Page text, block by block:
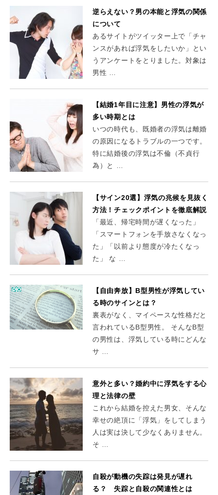
逆らえない？男の本能と浮気の関係
について
あるサイトがツイッター上で「チャ
ンスがあれば浮気をしたいか」とい
うアンケートをとりました。対象は
男性 …
【結婚1年目に注意】男性の浮気が
多い時期とは
いつの時代も、既婚者の浮気は離婚
の原因になるトラブルの一つです。
特に結婚後の浮気は不倫（不貞行
為）と …
【サイン20選】浮気の兆候を見抜く
方法！チェックポイントを徹底解説
「最近、帰宅時間が遅くなった」
「スマートフォンを手放さなくなっ
た」「以前より態度が冷たくなっ
た」 な …
【自由奔放】B型男性が浮気してい
る時のサインとは？
裏表がなく、マイペースな性格だと
言われているB型男性。 そんなB型
の男性は、浮気している時にどんな
サ …
意外と多い？婚約中に浮気をする心
理と法律の壁
これから結婚を控えた男女、そんな
幸せの絶頂に「浮気」をしてしまう
人は実は決して少なくありません。
そ …
自殺が動機の失踪は発見が遅れ
る？ 失踪と自殺の関連性とは